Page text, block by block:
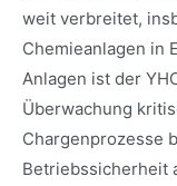
weit verbreitet,
Chemieanlagen in
Anlagen ist der
Überwachung
Chargenprozesse
Betriebssicherheit